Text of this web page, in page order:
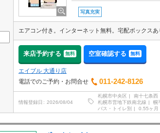
写真充実
来店予約する 無料 空室確認する 無料
エイブル 大通り店
電話でのご予約・お問合せ
011-242-8126
情報登録日 2026/08/04
札幌市中央区 南十七条西
札幌市営地下鉄南北線
幌
バス・トイレ別
0.55ヶ月